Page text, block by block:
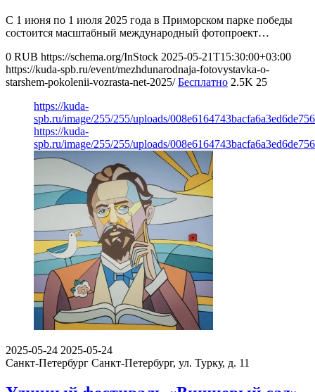
С 1 июня по 1 июля 2025 года в Приморском парке победы
состоится масштабный международный фотопроект…
0 RUB https://schema.org/InStock 2025-05-21T15:30:00+03:00
https://kuda-spb.ru/event/mezhdunarodnaja-fotovystavka-o-
starshem-pokolenii-vozrasta-net-2025/ Бесплатно 2.5K 25
https://kuda-
spb.ru/image/255/255/uploads/
https://kuda-
spb.ru/image/255/255/uploads/
2025-05-24 2025-05-24
Санкт-Петербург Санкт-Петербург, ул. Турку, д. 11